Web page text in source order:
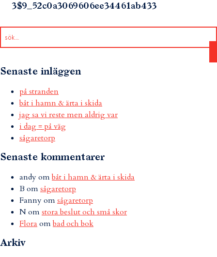
3$9_52c0a3069606ee34461ab433
Senaste inläggen
på stranden
båt i hamn & ärta i skida
jag sa vi reste men aldrig var
i dag = på väg
sågaretorp
Senaste kommentarer
andyombåt i hamn & ärta i skida
B omsågaretorp
Fannyomsågaretorp
Nomstora beslut och små skor
Flora ombad och bok
Arkiv